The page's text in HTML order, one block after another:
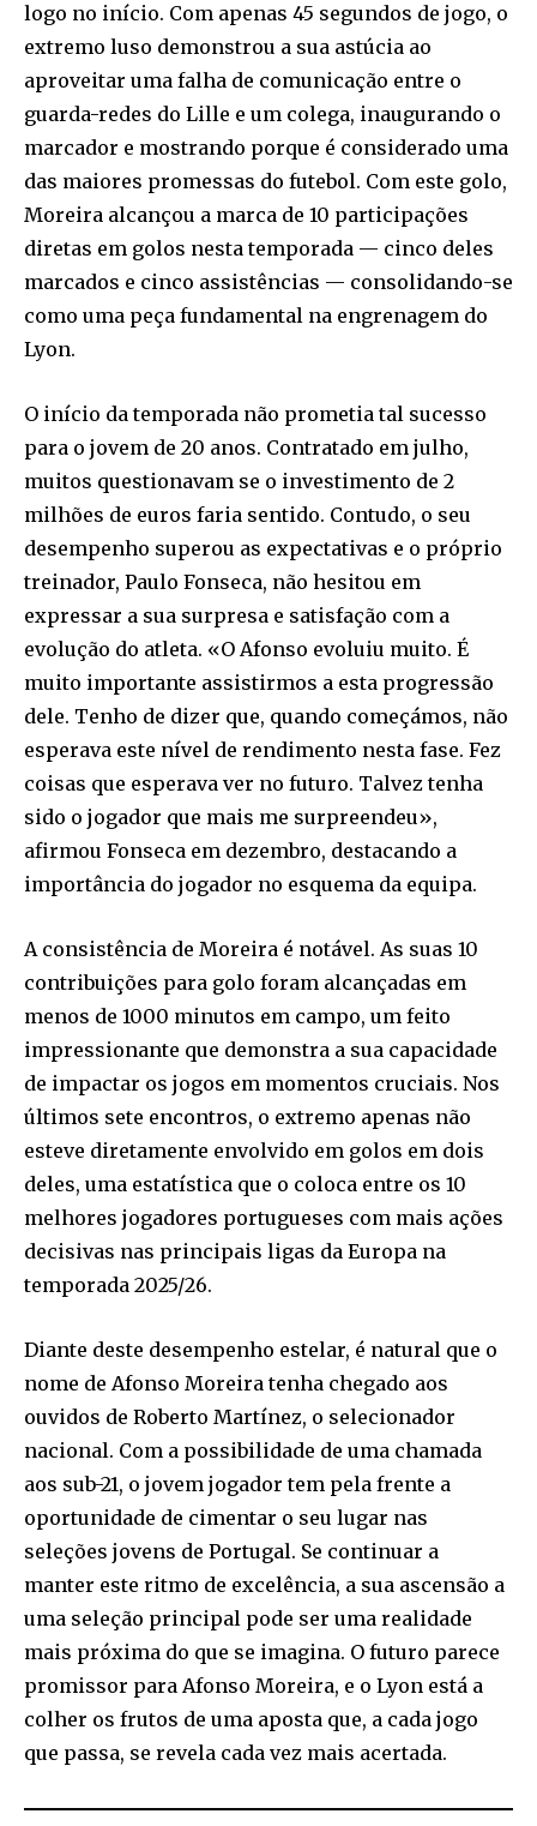
logo no início. Com apenas 45 segundos de jogo, o
extremo luso demonstrou a sua astúcia ao
aproveitar uma falha de comunicação entre o
guarda-redes do Lille e um colega, inaugurando o
marcador e mostrando porque é considerado uma
das maiores promessas do futebol. Com este golo,
Moreira alcançou a marca de 10 participações
diretas em golos nesta temporada — cinco deles
marcados e cinco assistências — consolidando-se
como uma peça fundamental na engrenagem do
Lyon.
O início da temporada não prometia tal sucesso
para o jovem de 20 anos. Contratado em julho,
muitos questionavam se o investimento de 2
milhões de euros faria sentido. Contudo, o seu
desempenho superou as expectativas e o próprio
treinador, Paulo Fonseca, não hesitou em
expressar a sua surpresa e satisfação com a
evolução do atleta. «O Afonso evoluiu muito. É
muito importante assistirmos a esta progressão
dele. Tenho de dizer que, quando começámos, não
esperava este nível de rendimento nesta fase. Fez
coisas que esperava ver no futuro. Talvez tenha
sido o jogador que mais me surpreendeu»,
afirmou Fonseca em dezembro, destacando a
importância do jogador no esquema da equipa.
A consistência de Moreira é notável. As suas 10
contribuições para golo foram alcançadas em
menos de 1000 minutos em campo, um feito
impressionante que demonstra a sua capacidade
de impactar os jogos em momentos cruciais. Nos
últimos sete encontros, o extremo apenas não
esteve diretamente envolvido em golos em dois
deles, uma estatística que o coloca entre os 10
melhores jogadores portugueses com mais ações
decisivas nas principais ligas da Europa na
temporada 2025/26.
Diante deste desempenho estelar, é natural que o
nome de Afonso Moreira tenha chegado aos
ouvidos de Roberto Martínez, o selecionador
nacional. Com a possibilidade de uma chamada
aos sub-21, o jovem jogador tem pela frente a
oportunidade de cimentar o seu lugar nas
seleções jovens de Portugal. Se continuar a
manter este ritmo de excelência, a sua ascensão a
uma seleção principal pode ser uma realidade
mais próxima do que se imagina. O futuro parece
promissor para Afonso Moreira, e o Lyon está a
colher os frutos de uma aposta que, a cada jogo
que passa, se revela cada vez mais acertada.